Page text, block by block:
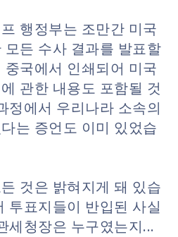
행정부는 조만간 미국
든 수사 결과를 발표할
국에서 인쇄되어 미국
관한 내용도 포함될 것
정에서 우리나라 소속의
는 증언도 이미 있었습
것은 밝혀지게 돼 있습
투표지들이 반입된 사실
세청장은 누구였는지...